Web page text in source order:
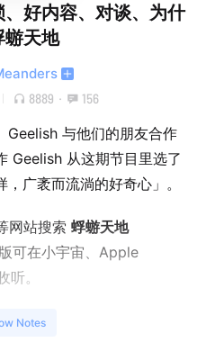
好内容、对谈、为什
蝣天地
8889 · 156
Geelish 与他们的朋友合作
Geelish 从这期节目里选了
广袤而流淌的好奇心」。
网站搜索 蜉蝣天地
可在小宇宙、Apple
。
重轻作为主持问汉洋：为什
Notes